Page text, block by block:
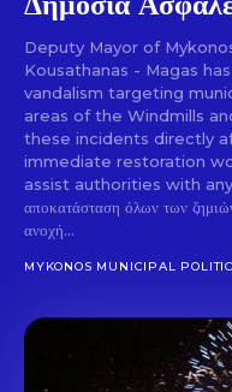
Deputy Mayor of
Kousathanas - Magas
vandalism targeting
areas of the Windmills
these incidents directly
immediate restoration
assist authorities with any
αποκατάσταση όλων των ζημιών
ανοχή...
MYKONOS MUNICIPAL